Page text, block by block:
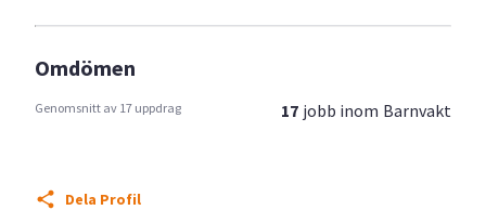
Omdömen
Genomsnitt av 17 uppdrag 17 jobb inom Barnvakt
Dela Profil